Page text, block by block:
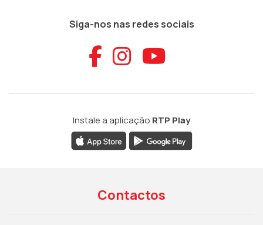
Siga-nos nas redes sociais
Aceder ao
Aceder ao
Aceder
Instale a aplicação RTP Play
Contactos